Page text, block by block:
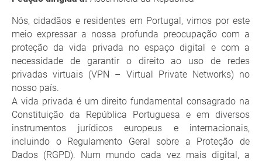
Nós, cidadãos e residentes em Portugal, vimos por este
meio expressar a nossa profunda preocupação com a
proteção da vida privada no espaço digital e com a
necessidade de garantir o direito ao uso de redes
privadas virtuais (VPN – Virtual Private Networks) no
nosso país.
A vida privada é um direito fundamental consagrado na
Constituição da República Portuguesa e em diversos
instrumentos jurídicos europeus e internacionais,
incluindo o Regulamento Geral sobre a Proteção de
Dados (RGPD). Num mundo cada vez mais digital, a